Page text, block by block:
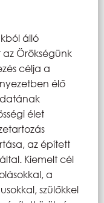
álló
Örökségünk
célja a
élő
élet
az épített
Kiemelt cél
a
szülőkkel